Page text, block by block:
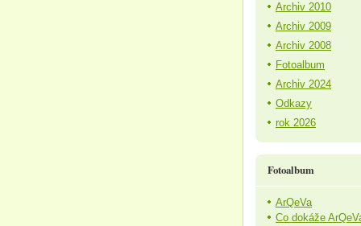
Archiv 2010
Archiv 2009
Archiv 2008
Fotoalbum
Archiv 2024
Odkazy
rok 2026
Fotoalbum
ArQeVa
Co dokáže